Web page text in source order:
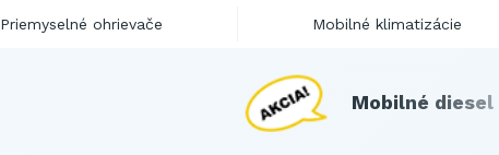
Mobilné diesel
Priemyselné ohrievače Mobilné klimatizácie